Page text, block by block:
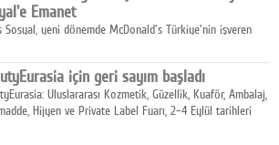
Emanet
Sosyal, yeni dönemde McDonald's Türkiye'nin işveren
için geri sayım başladı
Uluslararası Kozmetik, Güzellik, Kuaför, Ambalaj,
Hijyen ve Private Label Fuarı, 2–4 Eylül tarihleri